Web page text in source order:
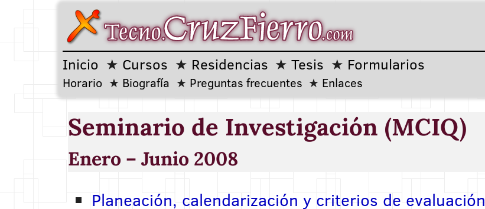
Inicio Cursos Residencias Tesis Formularios
Horario Biografía Preguntas frecuentes Enlaces
Seminario de Investigación (MCIQ)
Enero – Junio 2008
Planeación, calendarización y criterios de evaluación